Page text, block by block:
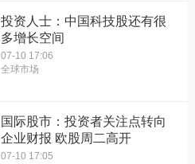
投资人士：中国科技股还有很
多增长空间
07-10 17:06
全球市场
国际股市：投资者关注点转向
企业财报 欧股周二高开
07-10 17:05